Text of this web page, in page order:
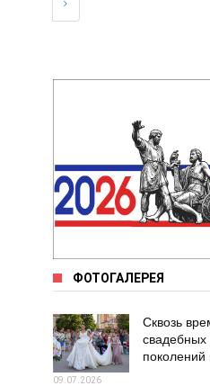
ФОТОГАЛЕРЕЯ
Сквозь
свадебных
поколений
09.07.2026